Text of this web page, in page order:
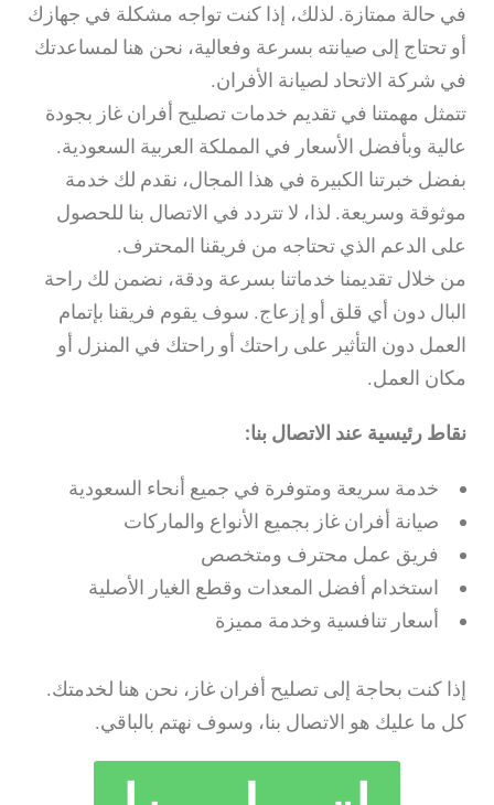
في حالة ممتازة. لذلك، إذا كنت تواجه مشكلة في جهازك
أو تحتاج إلى صيانته بسرعة وفعالية، نحن هنا لمساعدتك
في شركة الاتحاد لصيانة الأفران.
تتمثل مهمتنا في تقديم خدمات تصليح أفران غاز بجودة
عالية وبأفضل الأسعار في المملكة العربية السعودية.
بفضل خبرتنا الكبيرة في هذا المجال، نقدم لك خدمة
موثوقة وسريعة. لذا، لا تتردد في الاتصال بنا للحصول
على الدعم الذي تحتاجه من فريقنا المحترف.
من خلال تقديمنا خدماتنا بسرعة ودقة، نضمن لك راحة
البال دون أي قلق أو إزعاج. سوف يقوم فريقنا بإتمام
العمل دون التأثير على راحتك أو راحتك في المنزل أو
مكان العمل.
نقاط رئيسية عند الاتصال بنا:
خدمة سريعة ومتوفرة في جميع أنحاء السعودية
صيانة أفران غاز بجميع الأنواع والماركات
فريق عمل محترف ومتخصص
استخدام أفضل المعدات وقطع الغيار الأصلية
أسعار تنافسية وخدمة مميزة
إذا كنت بحاجة إلى تصليح أفران غاز، نحن هنا لخدمتك.
كل ما عليك هو الاتصال بنا، وسوف نهتم بالباقي.